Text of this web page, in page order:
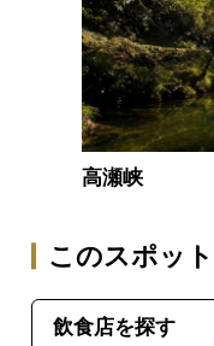
高瀬峡
このスポッ
飲食店を探す